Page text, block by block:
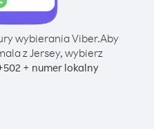
wybierania Viber.Aby
z Jersey, wybierz
502+ numer lokalny